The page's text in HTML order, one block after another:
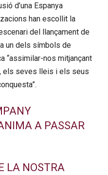
d’una Espanya
han escollit la
del llançament de
un dels símbols de
“assimilar-nos mitjançant
els seves lleis i els seus
A PASSAR
LA NOSTRA